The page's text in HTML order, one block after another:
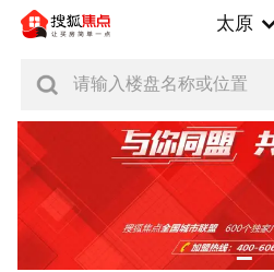
太原
请输入楼盘名称或位置